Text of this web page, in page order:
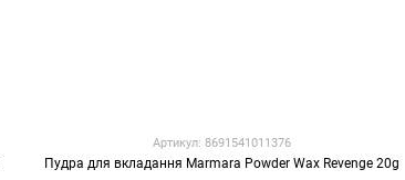
Артикул: 8691541011376
Пудра для вкладання Marmara Powder Wax Revenge 20g